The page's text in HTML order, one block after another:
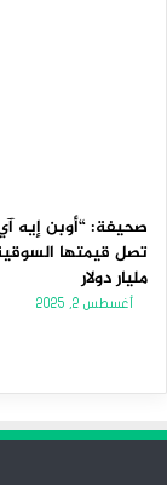
مليار دولار
أغسطس 2, 2025